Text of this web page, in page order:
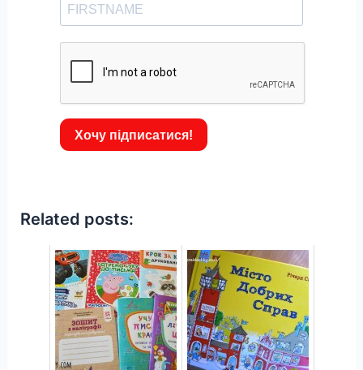
Хочу підписатися!
Related posts: